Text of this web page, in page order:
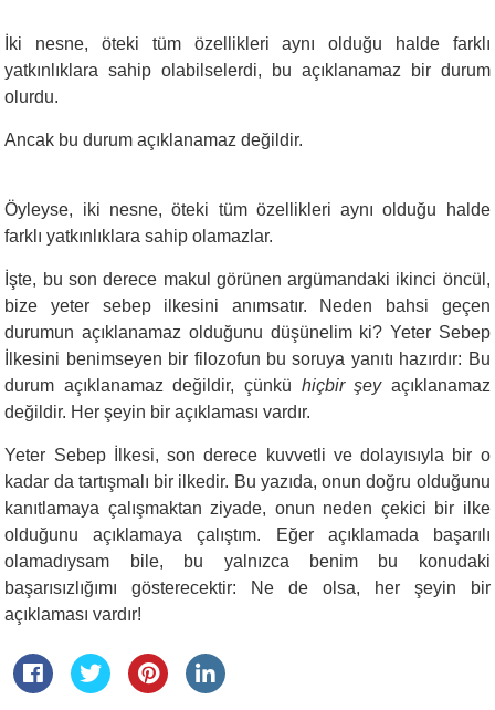
İki nesne, öteki tüm özellikleri aynı olduğu halde farklı
yatkınlıklara sahip olabilselerdi, bu açıklanamaz bir durum
olurdu.
Ancak bu durum açıklanamaz değildir.
Öyleyse, iki nesne, öteki tüm özellikleri aynı olduğu halde
farklı yatkınlıklara sahip olamazlar.
İşte, bu son derece makul görünen argümandaki ikinci öncül,
bize yeter sebep ilkesini anımsatır. Neden bahsi geçen
durumun açıklanamaz olduğunu düşünelim ki? Yeter Sebep
İlkesini benimseyen bir filozofun bu soruya yanıtı hazırdır: Bu
durum açıklanamaz değildir, çünkü hiçbir şey açıklanamaz
değildir. Her şeyin bir açıklaması vardır.
Yeter Sebep İlkesi, son derece kuvvetli ve dolayısıyla bir o
kadar da tartışmalı bir ilkedir. Bu yazıda, onun doğru olduğunu
kanıtlamaya çalışmaktan ziyade, onun neden çekici bir ilke
olduğunu açıklamaya çalıştım. Eğer açıklamada başarılı
olamadıysam bile, bu yalnızca benim bu konudaki
başarısızlığımı gösterecektir: Ne de olsa, her şeyin bir
açıklaması vardır!